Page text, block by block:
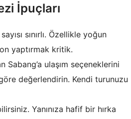
İpuçları
sınırlı. Özellikle yoğun
yaptırmak kritik.
Sabang’a ulaşım seçeneklerini
değerlendirin. Kendi turunuzu
Yanınıza hafif bir hırka